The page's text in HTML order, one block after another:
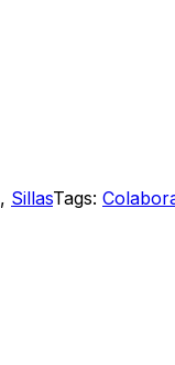
, SillasTags: